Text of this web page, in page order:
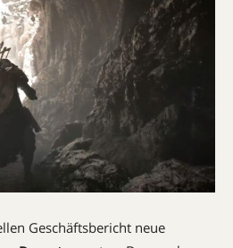
Geschäftsbericht neue